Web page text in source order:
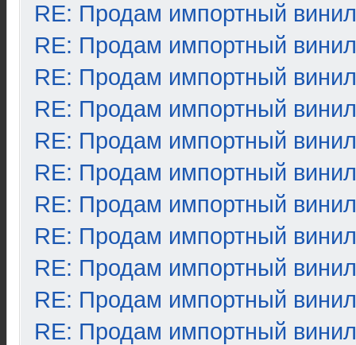
RE: Продам импортный винил
RE: Продам импортный винил
RE: Продам импортный винил
RE: Продам импортный винил
RE: Продам импортный винил
RE: Продам импортный винил
RE: Продам импортный винил
RE: Продам импортный винил
RE: Продам импортный винил
RE: Продам импортный винил
RE: Продам импортный винил